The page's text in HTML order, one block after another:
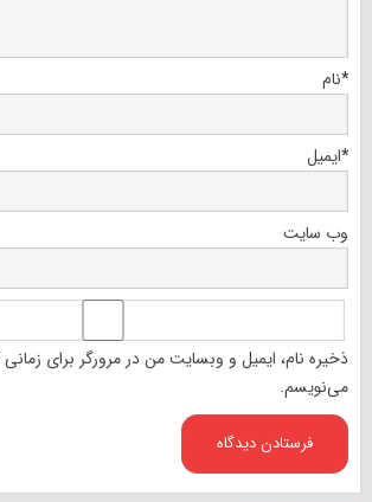
نام*
ایمیل*
وب‌ سایت
ذخیره نام، ایمیل و وبسایت من در مرورگر برای
می‌نویسم.